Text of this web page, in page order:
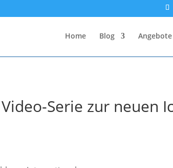
Home Blog Angebote
Serie zur neuen